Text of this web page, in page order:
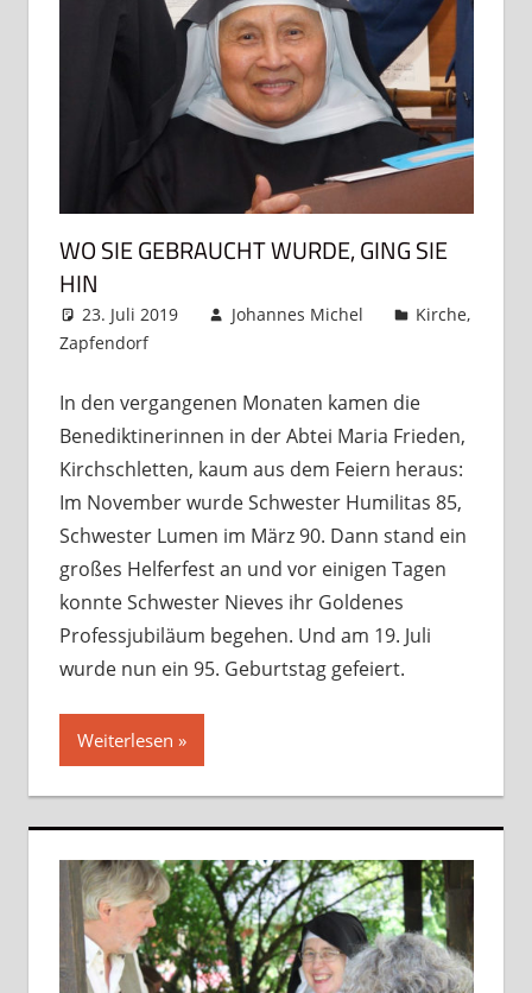
WO SIE GEBRAUCHT WURDE, GING SIE
HIN
23. Juli 2019 Johannes Michel Kirche,
Zapfendorf
In den vergangenen Monaten kamen die
Benediktinerinnen in der Abtei Maria Frieden,
Kirchschletten, kaum aus dem Feiern heraus:
Im November wurde Schwester Humilitas 85,
Schwester Lumen im März 90. Dann stand ein
großes Helferfest an und vor einigen Tagen
konnte Schwester Nieves ihr Goldenes
Professjubiläum begehen. Und am 19. Juli
wurde nun ein 95. Geburtstag gefeiert.
Weiterlesen